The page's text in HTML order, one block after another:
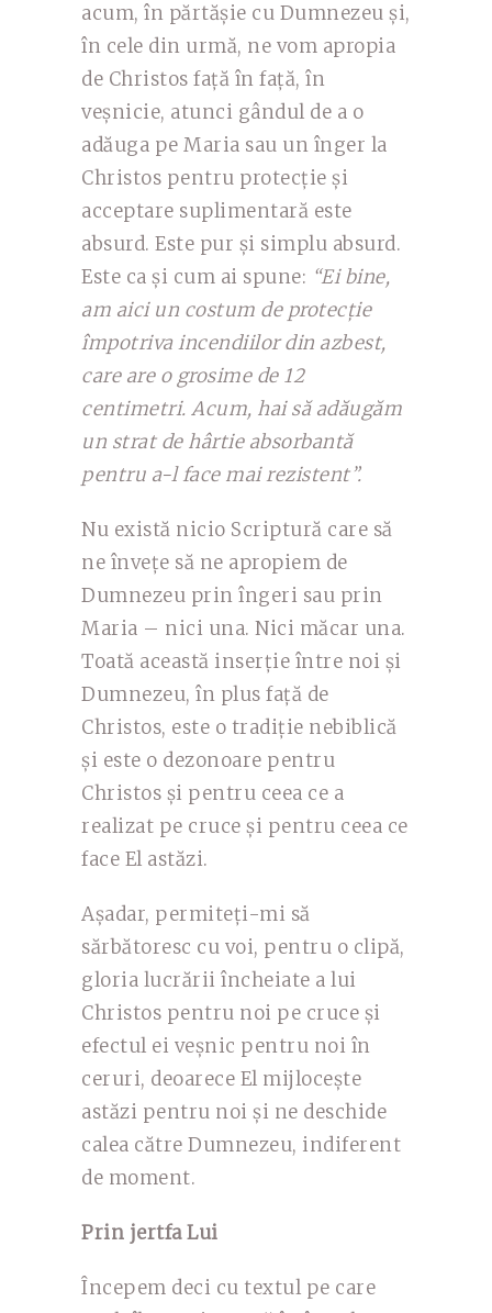
acum, în părtășie cu Dumnezeu și,
în cele din urmă, ne vom apropia
de Christos față în față, în
veșnicie, atunci gândul de a o
adăuga pe Maria sau un înger la
Christos pentru protecție și
acceptare suplimentară este
absurd. Este pur și simplu absurd.
Este ca și cum ai spune: “Ei bine,
am aici un costum de protecție
împotriva incendiilor din azbest,
care are o grosime de 12
centimetri. Acum, hai să adăugăm
un strat de hârtie absorbantă
pentru a-l face mai rezistent”.
Nu există nicio Scriptură care să
ne învețe să ne apropiem de
Dumnezeu prin îngeri sau prin
Maria – nici una. Nici măcar una.
Toată această inserție între noi și
Dumnezeu, în plus față de
Christos, este o tradiție nebiblică
și este o dezonoare pentru
Christos și pentru ceea ce a
realizat pe cruce și pentru ceea ce
face El astăzi.
Așadar, permiteți-mi să
sărbătoresc cu voi, pentru o clipă,
gloria lucrării încheiate a lui
Christos pentru noi pe cruce și
efectul ei veșnic pentru noi în
ceruri, deoarece El mijlocește
astăzi pentru noi și ne deschide
calea către Dumnezeu, indiferent
de moment.
Prin jertfa Lui
Începem deci cu textul pe care